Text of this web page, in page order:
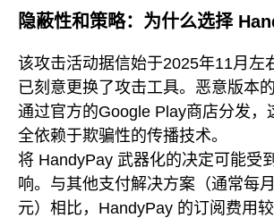
隐蔽性和策略：为什么选择
该攻击活动据信始于2025年11月左
已刻意更换了攻击工具。恶意版本
通过官方的Google Play商店分发，
全依赖于欺骗性的传播技术。
将 HandyPay 武器化的决定可能受
响。与其他支付解决方案（通常每
元）相比，HandyPay 的订阅费用